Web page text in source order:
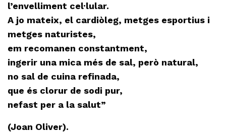
l’envelliment cel·lular.
A jo mateix, el cardiòleg, metges esportius i
metges naturistes,
em recomanen constantment,
ingerir una mica més de sal, però natural,
no sal de cuina refinada,
que és clorur de sodi pur,
nefast per a la salut”
(Joan Oliver).